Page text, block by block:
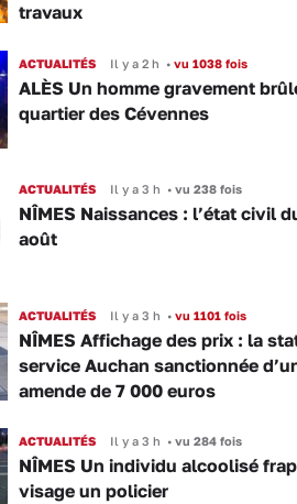
travaux
ACTUALITÉS Il y a 2 h •vu 1038 fois
ALÈS Un homme gravement
quartier des Cévennes
ACTUALITÉS Il y a 3 h •vu 238 fois
NÎMES Naissances : l’état civil
août
ACTUALITÉS Il y a 3 h •vu 1101 fois
NÎMES Affichage des prix : la
service Auchan sanctionnée
amende de 7 000 euros
ACTUALITÉS Il y a 3 h •vu 284 fois
NÎMES Un individu alcoolisé
visage un policier